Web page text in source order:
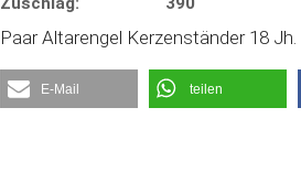
Paar Altarengel Kerzenständer 18
E-Mail teilen